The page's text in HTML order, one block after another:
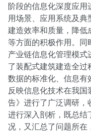
阶段的信息化深度应
用场景、应用系统及
建造效率和质量，降低
等方面的积极作用。
产业链信息化管理模
了装配式建筑建造全
数据的标准化、信息有
反映信息化技术在我
告》进行了广泛调研
进行深入剖析，既总结
况，又汇总了问题所